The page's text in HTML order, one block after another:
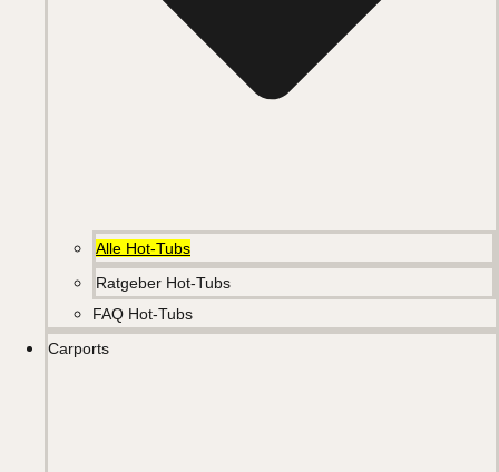
Alle Hot-Tubs
Ratgeber Hot-Tubs
FAQ Hot-Tubs
Carports